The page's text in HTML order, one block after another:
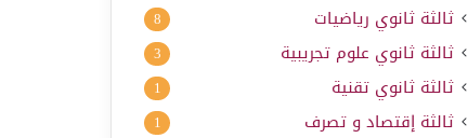
ثالثة ثانوي رياضيات 8
ثالثة ثانوي علوم تجريبية 3
ثالثة ثانوي تقنية 1
ثالثة إقتصاد و تصرف 1